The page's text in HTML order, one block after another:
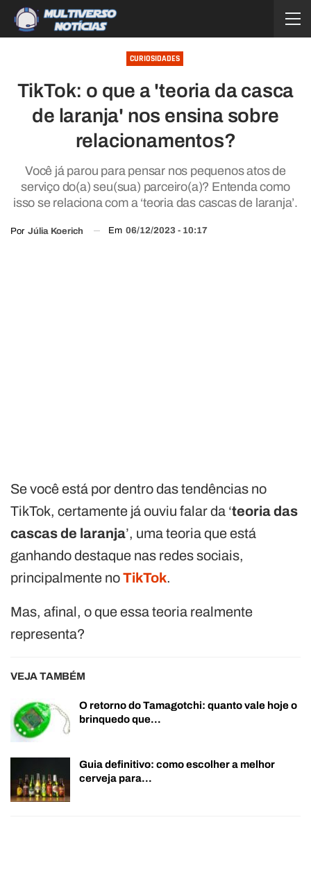
CURIOSIDADES
TikTok: o que a 'teoria da casca
de laranja' nos ensina sobre
relacionamentos?
Você já parou para pensar nos pequenos atos de
serviço do(a) seu(sua) parceiro(a)? Entenda como
isso se relaciona com a ‘teoria das cascas de laranja’.
Por Júlia Koerich Em 06/12/2023 - 10:17
Se você está por dentro das tendências no
TikTok, certamente já ouviu falar da ‘teoria das
cascas de laranja’, uma teoria que está
ganhando destaque nas redes sociais,
principalmente noTikTok.
Mas, afinal, o que essa teoria realmente
representa?
VEJA TAMBÉM
O retorno do Tamagotchi: quanto vale hoje o
brinquedo que…
Guia definitivo: como escolher a melhor
cerveja para…